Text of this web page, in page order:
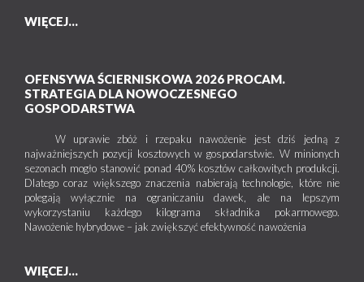
WIĘCEJ...
OFENSYWA ŚCIERNISKOWA 2026 PROCAM.
STRATEGIA DLA NOWOCZESNEGO
GOSPODARSTWA
W uprawie zbóż i rzepaku nawożenie jest dziś jedną z
najważniejszych pozycji kosztowych w gospodarstwie. W minionych
sezonach mogło stanowić ponad 40% kosztów całkowitych produkcji.
Dlatego coraz większego znaczenia nabierają technologie, które nie
polegają wyłącznie na ograniczaniu dawek, ale na lepszym
wykorzystaniu każdego kilograma składnika pokarmowego.
Nawożenie hybrydowe – jak zwiększyć efektywność nawożenia
WIĘCEJ...